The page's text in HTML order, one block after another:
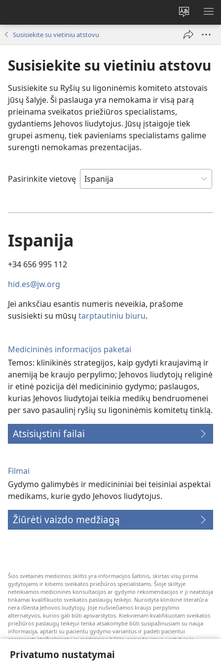
Privatumo nustatymai
Pakeisti
svetainės
kalbą
Susisiekite su vietiniu atstovu
Susisiekite su vietiniu atstovu
Susisiekite su Ryšių su ligoninėmis komiteto atstovais
jūsų šalyje. Ši paslauga yra nemokama ir visą parą
prieinama sveikatos priežiūros specialistams,
gydantiems Jehovos liudytojus. Jūsų įstaigoje tiek
grupei asmenų, tiek pavieniams specialistams galime
surengti nemokamas prezentacijas.
Pasirinkite vietovę
Ispanija
+34 656 995 112
hid.es@jw.org
Jei anksčiau esantis numeris neveikia, prašome
susisiekti su mūsų tarptautiniu biuru.
Medicininės informacijos paketai
Temos: klinikinės strategijos, kaip gydyti kraujavimą ir
anemiją be kraujo perpylimo; Jehovos liudytojų religinė
ir etinė pozicija dėl medicininio gydymo; paslaugos,
kurias Jehovos liudytojai teikia medikų bendruomenei
per savo pasaulinį ryšių su ligoninėmis komitetų tinklą.
Atsisiųstini failai
Filmai
Gydymo galimybės ir medicininiai bei teisiniai aspektai
medikams, kurie gydo Jehovos liudytojus.
Žiūrėti vaizdo medžiagą
Šios svetainės medicinos skiltis yra informacijos šaltinis, skirtas visų pirma
gydytojams ir kitiems sveikatos priežiūros specialistams. Šioje skiltyje
neteikiamos medicininės konsultacijos ar gydymo rekomendacijos ir ji neatstoja
tinkamai kvalifikuoto sveikatos paslaugų teikėjo. Nurodyta klinikinė literatūra
nėra išleista Jehovos liudytojų. Joje nušviečiamos kraujo perpylimo
alternatyvos, kurios gali būti apsvarstytos. Kiekvienam kvalifikuotam sveikatos
priežiūros paslaugų teikėjui tenka atsakomybė būti susipažinusiam su nauja
informacija, aptarti su pacientu gydymo variantus ir padėti pacientui
apsispręsti atsižvelgiant į jo medicininę būklę, pageidavimus, vertybes ir
netinkamos arba nepriimtinos.